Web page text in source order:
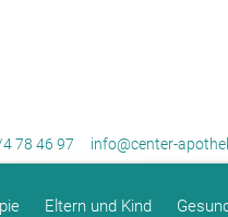
78 46 97 info@center-
Eltern und Kind